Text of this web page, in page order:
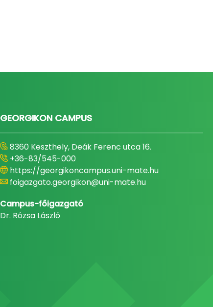
GEORGIKON CAMPUS
8360 Keszthely, Deák Ferenc utca 16.
+36-83/545-000
https://georgikoncampus.uni-mate.hu
foigazgato.georgikon@uni-mate.hu
Campus-főigazgató
Dr. Rózsa László